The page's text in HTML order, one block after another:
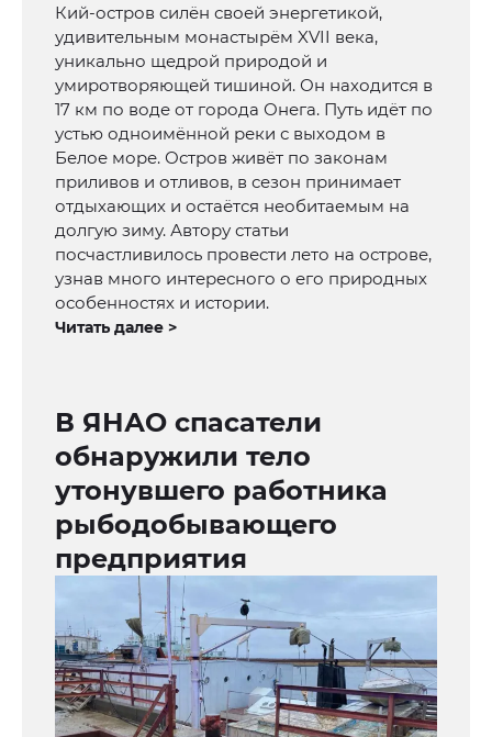
Кий-остров силён своей энергетикой,
удивительным монастырём XVII века,
уникально щедрой природой и
умиротворяющей тишиной. Он находится в
17 км по воде от города Онега. Путь идёт по
устью одноимённой реки с выходом в
Белое море. Остров живёт по законам
приливов и отливов, в сезон принимает
отдыхающих и остаётся необитаемым на
долгую зиму. Автору статьи
посчастливилось провести лето на острове,
узнав много интересного о его природных
особенностях и истории.
Читать далее >
В ЯНАО спасатели
обнаружили тело
утонувшего работника
рыбодобывающего
предприятия